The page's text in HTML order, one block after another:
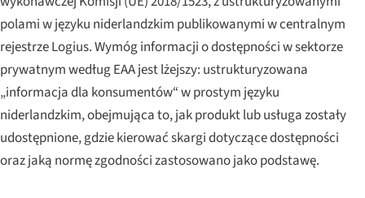
polami w języku niderlandzkim publikowanymi w centralnym
rejestrze Logius. Wymóg informacji o dostępności w sektorze
prywatnym według EAA jest lżejszy: ustrukturyzowana
„informacja dla konsumentów“ w prostym języku
niderlandzkim, obejmująca to, jak produkt lub usługa zostały
udostępnione, gdzie kierować skargi dotyczące dostępności
oraz jaką normę zgodności zastosowano jako podstawę.